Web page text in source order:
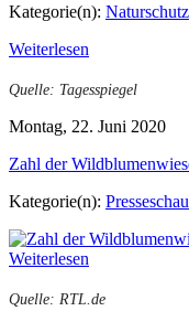
Kategorie(n): Naturschutz
Weiterlesen
Quelle: Tagesspiegel
Montag, 22. Juni 2020
Zahl der
Kategorie(n): Presseschau
Weiterlesen
Quelle: RTL.de